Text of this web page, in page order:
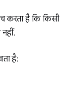
करता है कि किसी
है: